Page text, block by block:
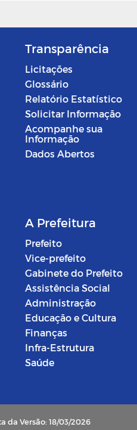
Transparência
Licitações
Glossário
Relatório Estatístico
Solicitar Informação
Acompanhe sua
Informação
Dados Abertos
A Prefeitura
Prefeito
Vice-prefeito
Gabinete do Prefeito
Assistência Social
Administração
Educação e Cultura
Finanças
Infra-Estrutura
Saúde
da Versão: 18/03/2026